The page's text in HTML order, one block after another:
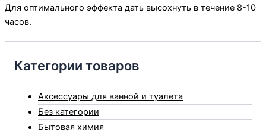
Категории товаров
Аксессуары для ванной и туалета
Без категории
Бытовая химия
Для оптимального эффекта дать высохнуть в течение 8-10
часов.